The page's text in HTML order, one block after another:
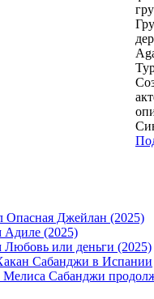
Опасная Джейлан (2025)
Адиле (2025)
или деньги (2025)
Сабанджи в Испании
Сабанджи